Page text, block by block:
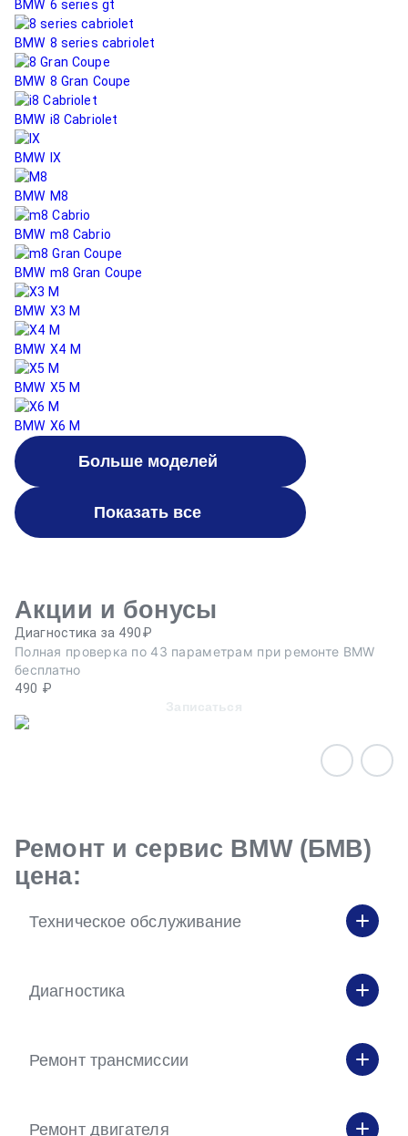
BMW 6 series gt
BMW 8 series cabriolet
BMW 8 Gran Coupe
BMW i8 Cabriolet
BMW IX
BMW M8
BMW m8 Cabrio
BMW m8 Gran Coupe
BMW X3 M
BMW X4 M
BMW X5 M
BMW X6 M
Больше моделей
Показать все
Акции и бонусы
Диагностика за 490₽
Полная проверка по 43 параметрам при ремонте BMW
бесплатно
490 ₽
Записаться
Ремонт и сервис BMW (БМВ)
цена:
Техническое обслуживание
Диагностика
Ремонт трансмиссии
Ремонт двигателя